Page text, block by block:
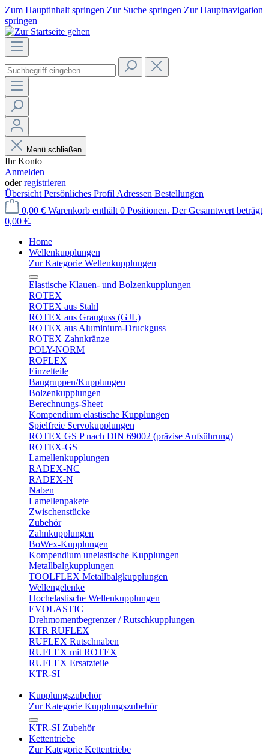
Zum Hauptinhalt springen Zur Suche springen Zur Hauptnavigation
springen
Menü schließen
Ihr Konto
Anmelden
oderregistrieren
Übersicht Persönliches Profil Adressen Bestellungen
0,00 € Warenkorb enthält 0 Positionen. Der Gesamtwert beträgt
0,00 €.
Home
Wellenkupplungen
Zur Kategorie Wellenkupplungen
Elastische Klauen- und Bolzenkupplungen
ROTEX
ROTEX aus Stahl
ROTEX aus Grauguss (GJL)
ROTEX aus Aluminium-Druckguss
ROTEX Zahnkränze
POLY-NORM
ROFLEX
Einzelteile
Baugruppen/Kupplungen
Bolzenkupplungen
Berechnungs-Sheet
Kompendium elastische Kupplungen
Spielfreie Servokupplungen
ROTEX GS P nach DIN 69002 (präzise Aufsührung)
ROTEX-GS
Lamellenkupplungen
RADEX-NC
RADEX-N
Naben
Lamellenpakete
Zwischenstücke
Zubehör
Zahnkupplungen
BoWex-Kupplungen
Kompendium unelastische Kupplungen
Metallbalgkupplungen
TOOLFLEX Metallbalgkupplungen
Wellengelenke
Hochelastische Wellenkupplungen
EVOLASTIC
Drehmomentbegrenzer / Rutschkupplungen
KTR RUFLEX
RUFLEX Rutschnaben
RUFLEX mit ROTEX
RUFLEX Ersatzteile
KTR-SI
Kupplungszubehör
Zur Kategorie Kupplungszubehör
KTR-SI Zubehör
Kettentriebe
Zur Kategorie Kettentriebe